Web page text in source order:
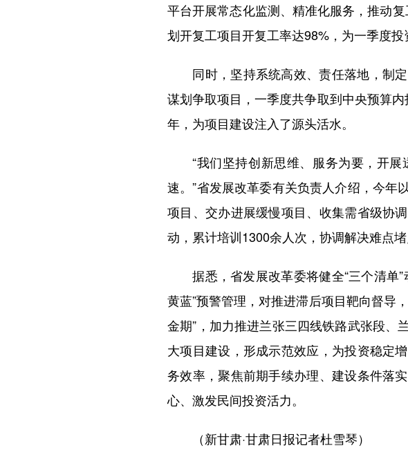
平台开展常态化监测、精准化服务，推动
划开复工项目开复工率达98%，为一季度投
同时，坚持系统高效、责任落地，制定
谋划争取项目，一季度共争取到中央预算
年，为项目建设注入了源头活水。
“我们坚持创新思维、服务为要，开展
速。”省发展改革委有关负责人介绍，今年
项目、交办进展缓慢项目、收集需省级协
动，累计培训1300余人次，协调解决难点堵
据悉，省发展改革委将健全“三个清单”
黄蓝”预警管理，对推进滞后项目靶向督导
金期”，加力推进兰张三四线铁路武张段、
大项目建设，形成示范效应，为投资稳定
务效率，聚焦前期手续办理、建设条件落
心、激发民间投资活力。
（新甘肃·甘肃日报记者杜雪琴）